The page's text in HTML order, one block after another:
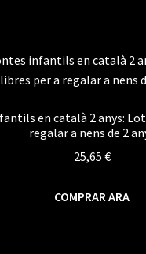
en català 2 anys:
regalar a nens de 2
25,65 €
COMPRAR ARA